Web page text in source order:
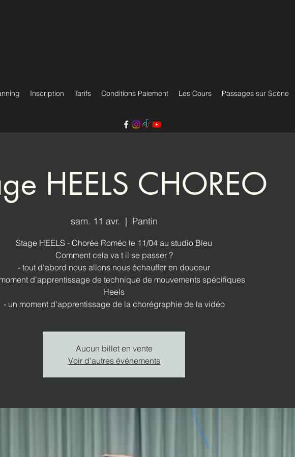
Inscription Tarifs Conditions Paiement Les Cours Passages sur Scène
HEELS CHOREO
sam. 11 avr.
  |
Pantin
Stage HEELS - Chorée Roméo le 11/04 au studio Bleu
Comment cela va t il se passer ?
- tout d'abord nous allons nous échauffer en douceur
d'apprentissage de technique de mouvements spécifiques
Heels
- un moment d'apprentissage de la chorégraphie de la vidéo
Aucun billet en vente
Voir d'autres événements